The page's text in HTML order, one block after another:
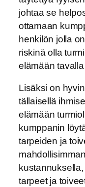
johtaa se
ottamaan
henkilön jolla
riskinä olla
elämään
Lisäksi on
tällaisellä
elämään
kumppanin
tarpeiden ja
tarpeet ja